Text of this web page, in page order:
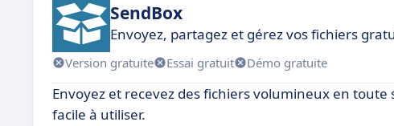
SendBox
Envoyez, partagez et gérez vos fichiers
Version gratuite Essai gratuit Démo gratuite
Envoyez et recevez des fichiers volumineux en
facile à utiliser.